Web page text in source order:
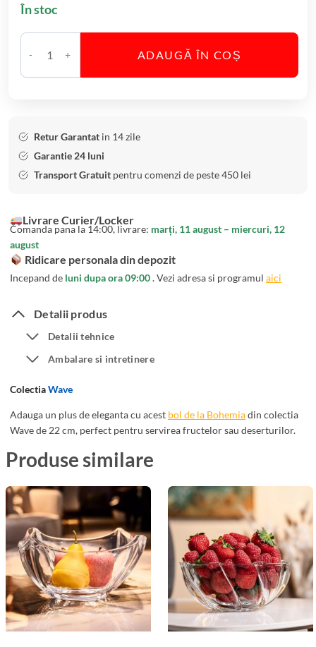
e
a
W
e
În stoc
C
a
i
t
B
o
l
B
h
m
i
W
a
v
2
2
m
ADAUGĂ ÎN COȘ
Retur Garantat in 14 zile
Garantie 24 luni
Transport Gratuit pentru comenzi de peste 450 lei
Livrare Curier/Locker
Comanda pana la 14:00, livrare: marți, 11 august – miercuri, 12
august
Ridicare personala din depozit
Incepand de luni dupa ora 09:00. Vezi adresa si programul aici
Detalii produs
Detalii tehnice
Ambalare si intretinere
ColectiaWave
Adauga un plus de eleganta cu acest bol de la Bohemiadin colectia
Wave de 22 cm, perfect pentru servirea fructelor sau deserturilor.
Produse similare